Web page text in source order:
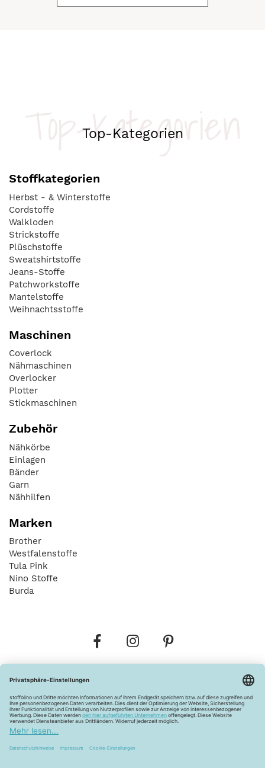
Top-Kategorien
Top-Kategorien
Stoffkategorien
Herbst - & Winterstoffe
Cordstoffe
Walkloden
Strickstoffe
Plüschstoffe
Sweatshirtstoffe
Jeans-Stoffe
Patchworkstoffe
Mantelstoffe
Weihnachtsstoffe
Maschinen
Coverlock
Nähmaschinen
Overlocker
Plotter
Stickmaschinen
Zubehör
Nähkörbe
Einlagen
Bänder
Garn
Nähhilfen
Marken
Brother
Westfalenstoffe
Tula Pink
Nino Stoffe
Burda
Widerrufsbelehrung Vertrag widerrufen
Barrierefreiheitserklärung